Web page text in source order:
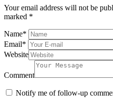
Your email address will not be
marked *
Name*
Email*
Website
Comment
Notify me of follow-up